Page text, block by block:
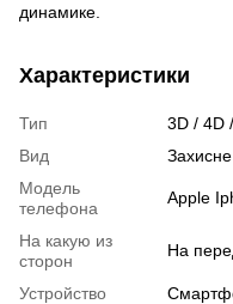
динамике.
Характеристики
Тип
3D / 4D
Вид
Модель
телефона
Apple
На какую из
сторон
На
Устройство